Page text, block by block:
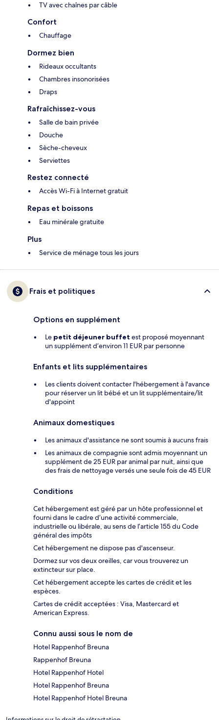
TV avec chaînes par câble
Confort
Chauffage
Dormez bien
Rideaux occultants
Chambres insonorisées
Draps
Rafraîchissez-vous
Salle de bain privée
Douche
Sèche-cheveux
Serviettes
Restez connecté
Accès Wi-Fi à Internet gratuit
Repas et boissons
Eau minérale gratuite
Plus
Service de ménage tous les jours
Frais et politiques
Options en supplément
Le petit déjeuner buffet est proposé moyennant
un supplément d’environ 11 EUR par personne
Enfants et lits supplémentaires
Les clients doivent contacter l'hébergement à l'avance
pour réserver un lit bébé et un lit supplémentaire/lit
d'appoint
Animaux domestiques
Les animaux d'assistance ne sont soumis à aucuns frais
Les animaux de compagnie sont admis moyennant un
supplément de 25 EUR par animal par nuit, ainsi que
des frais de nettoyage versés une seule fois de 45 EUR
Conditions
Cet hébergement est géré par un hôte professionnel et
fourni dans le cadre d’une activité commerciale,
industrielle ou libérale, au sens de l’article 155 du Code
général des impôts
Cet hébergement ne dispose pas d'ascenseur.
Dormez sur vos deux oreilles, car vous trouverez un
extincteur sur place.
Cet hébergement accepte les cartes de crédit et les
espèces.
Cartes de crédit acceptées : Visa, Mastercard et
American Express.
Connu aussi sous le nom de
Hotel Rappenhof Breuna
Rappenhof Breuna
Hotel Rappenhof Hotel
Hotel Rappenhof Breuna
Hotel Rappenhof Hotel Breuna